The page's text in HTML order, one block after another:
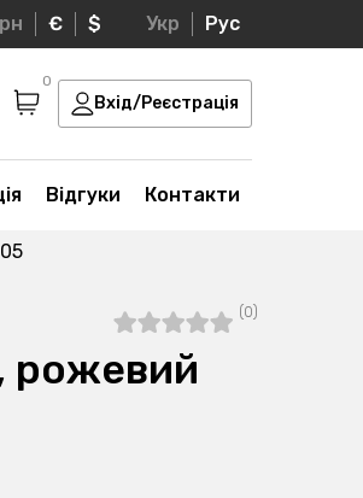
€ $ Укр Рус
0
Вхід/Реєстрація
Відгуки Контакти
(0)
рожевий